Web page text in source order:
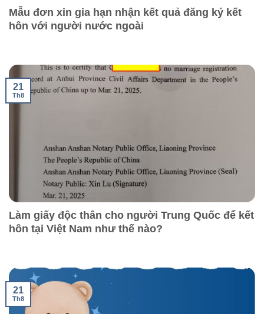
Mẫu đơn xin gia hạn nhận kết quả đăng ký kết
hôn với người nước ngoài
Làm giấy độc thân cho người Trung Quốc để kết
hôn tại Việt Nam như thế nào?
21
Th8
21
Th8